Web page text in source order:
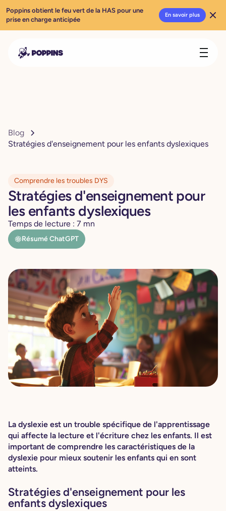
Blog
Stratégies d'enseignement pour les enfants dyslexiques
Comprendre les troubles DYS
Stratégies d'enseignement pour
les enfants dyslexiques
Temps de lecture : 7 mn
Résumé ChatGPT
La dyslexie est un trouble spécifique de l'apprentissage
qui affecte la lecture et l'écriture chez les enfants. Il est
important de comprendre les caractéristiques de la
dyslexie pour mieux soutenir les enfants qui en sont
atteints.
Stratégies d'enseignement pour les
enfants dyslexiques
Poppins obtient le feu vert de la HAS pour une
prise en charge anticipée
En savoir plus